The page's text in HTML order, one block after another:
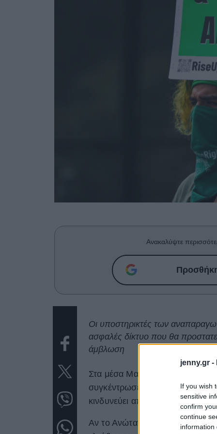
jenny.gr -
If you wish
sensitive
confirm
continue
information
Ανακαλύψτε
Οι υποστηρικτές των
ασφαλές δίκτυο που θα
άμβλωση
Στα μέσα Μαΐου, ο νόμος για
συγκέντρωσε την απαιτούμενη
κινδυνεύει από απόφαση του
Αν το Ανώτατο Δικαστήριο